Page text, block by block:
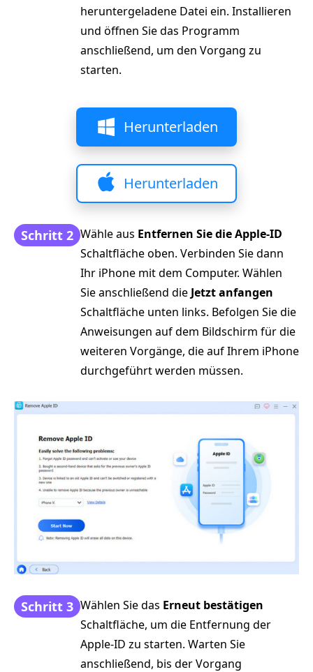
heruntergeladene Datei ein. Installieren
und öffnen Sie das Programm
anschließend, um den Vorgang zu
starten.
Herunterladen
Herunterladen
Schritt 2 Wähle aus Entfernen Sie die Apple-ID
Schaltfläche oben. Verbinden Sie dann
Ihr iPhone mit dem Computer. Wählen
Sie anschließend die Jetzt anfangen
Schaltfläche unten links. Befolgen Sie die
Anweisungen auf dem Bildschirm für die
weiteren Vorgänge, die auf Ihrem iPhone
durchgeführt werden müssen.
Schritt 3 Wählen Sie das Erneut bestätigen
Schaltfläche, um die Entfernung der
Apple-ID zu starten. Warten Sie
anschließend, bis der Vorgang